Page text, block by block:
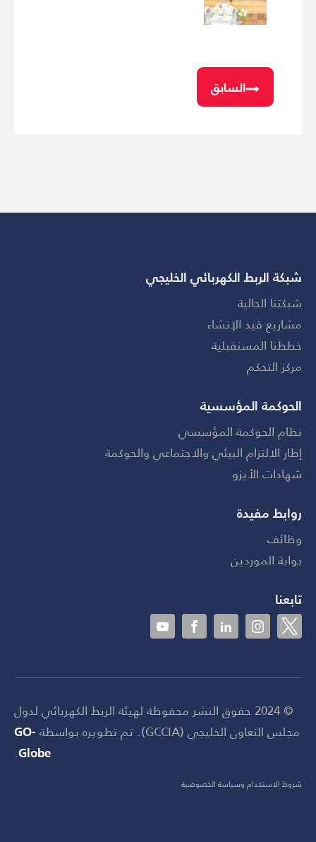
السابق
شبكة الربط الكهربائي الخليجي
شبكتنا الحالية
مشاريع قيد الإنشاء
خططنا المستقبلية
مركز التحكم
الحوكمة المؤسسية
نظام الحوكمة المؤسسي
إطار الالتزام البيئي والاجتماعي والحوكمة
شهادات الأيزو
روابط مفيدة
وظائف
بوابة الموردين
تابعنا
© 2024 حقوق النشر محفوظة لهيئة الربط الكهربائي لدول
مجلس التعاون الخليجي (GCCIA). تم تطويره بواسطة
GO-
Globe
.
شروط الاستخدام وسياسة الخصوصية